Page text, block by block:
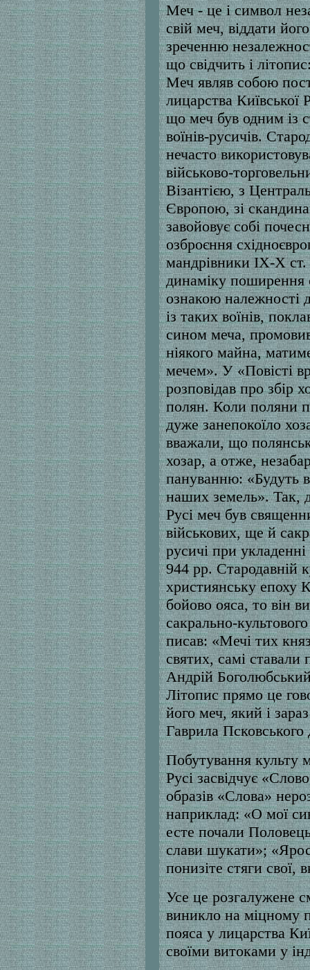
Меч - це і символ
свій меч, віддати
зреченню
що свідчить і
Меч являв собою
лицарства
що меч був одним із
воїнів-русичів.
нечасто
військово-
Візантією, з
Європою, зі
завойовує собі
озброєння
мандрівники ІХ-Х
динаміку поширення
ознакою належності
із таких воїнів,
сином меча,
ніякого майна,
мечем». У «Повісті
розповідав про збір
полян. Коли поляни
дуже занепокоїло
вважали, що
хозар, а отже,
пануванню: «Будуть
наших земель». Так,
Русі меч був
військових, ще й
русичі при укладенні
944 рр. Стародавній
християнську епоху
бойово ояса, то він
сакрально-
писав: «Мечі тих
святих, самі
Андрій
Літопис прямо це
його меч, який і
Гаврила
Побутування культу
Русі засвідчує
образів «Слова»
наприклад: «О мої
есте почали
слави шукати»;
понизіте стяги свої,
Усе це розгалужене
виникло на міцному
пояса у лицарства
своїми витоками у